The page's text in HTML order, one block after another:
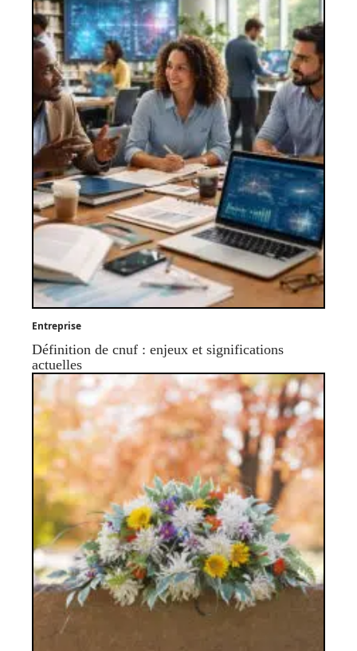
Entreprise
Définition de cnuf : enjeux et significations
actuelles